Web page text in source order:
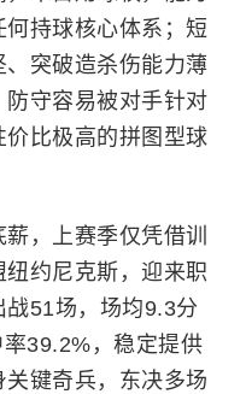
持球核心体系；短
突破造杀伤能力薄
守容易被对手针对
比极高的拼图型球
，上赛季仅凭借训
约尼克斯，迎来职
51场，场均9.3分
39.2%，稳定提供
键奇兵，东决多场